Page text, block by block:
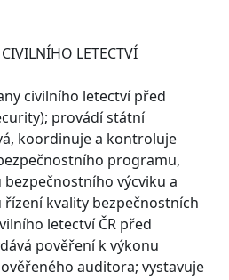
LETECTVÍ
civilního letectví před
provádí státní
koordinuje a kontroluje
programu,
výcviku a
kvality bezpečnostních
letectví ČR před
pověření k výkonu
auditora; vystavuje